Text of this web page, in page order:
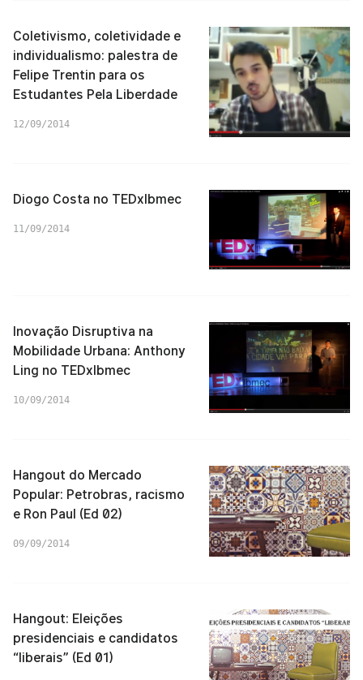
Coletivismo, coletividade e
individualismo: palestra de
Felipe Trentin para os
Estudantes Pela Liberdade
12/09/2014
Diogo Costa no TEDxIbmec
11/09/2014
Inovação Disruptiva na
Mobilidade Urbana: Anthony
Ling no TEDxIbmec
10/09/2014
Hangout do Mercado
Popular: Petrobras, racismo
e Ron Paul (Ed 02)
09/09/2014
Hangout: Eleições
presidenciais e candidatos
“liberais” (Ed 01)